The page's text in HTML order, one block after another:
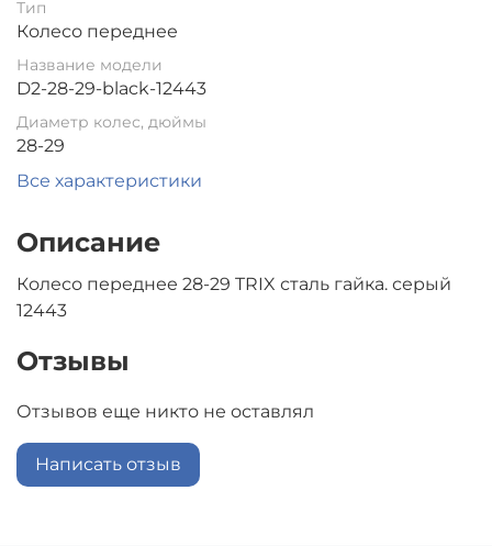
Тип
Колесо переднее
Название модели
D2-28-29-black-12443
Диаметр колес, дюймы
28-29
Все характеристики
Описание
Колесо переднее 28-29 TRIX сталь гайка. серый
12443
Отзывы
Отзывов еще никто не оставлял
Написать отзыв